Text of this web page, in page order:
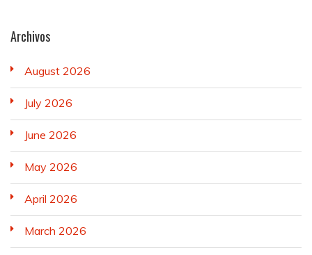
Archivos
August 2026
July 2026
June 2026
May 2026
April 2026
March 2026